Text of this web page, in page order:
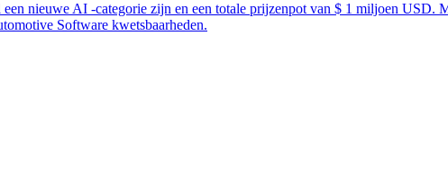
nieuwe AI -categorie zijn en een totale prijzenpot van $ 1 miljoen USD.
Software kwetsbaarheden.